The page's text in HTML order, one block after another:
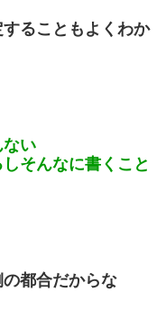
ることもよくわか
ない
そんなに書くこと
都合だからな